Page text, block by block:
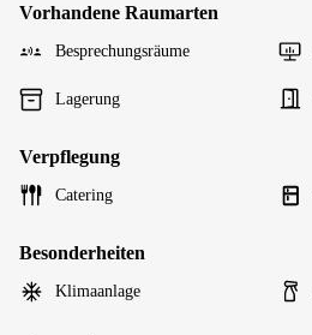
Vorhandene Raumarten
Besprechungsräume
Lagerung
Verpflegung
Catering
Besonderheiten
Klimaanlage